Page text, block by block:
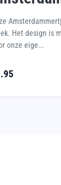
Het design is
onze eige...